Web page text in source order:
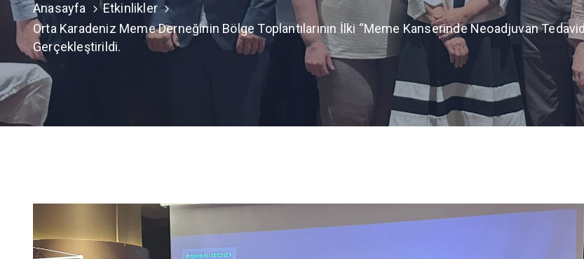
Anasayfa
Etkinlikler
Orta Karadeniz Meme Derneğinin Bölge Toplantılarının İlki “Meme Kanserinde Neoadjuvan
Gerçekleştirildi.